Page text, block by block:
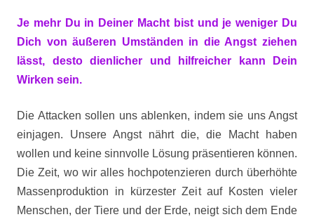
Je mehr Du in Deiner Macht bist und je weniger Du
Dich von äußeren Umständen in die Angst ziehen
lässt, desto dienlicher und hilfreicher kann Dein
Wirken sein.
Die Attacken sollen uns ablenken, indem sie uns Angst
einjagen. Unsere Angst nährt die, die Macht haben
wollen und keine sinnvolle Lösung präsentieren können.
Die Zeit, wo wir alles hochpotenzieren durch überhöhte
Massenproduktion in kürzester Zeit auf Kosten vieler
Menschen, der Tiere und der Erde, neigt sich dem Ende